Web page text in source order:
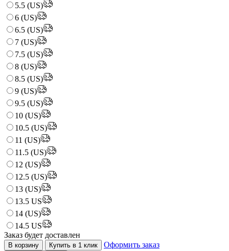
5.5 (US)
6 (US)
6.5 (US)
7 (US)
7.5 (US)
8 (US)
8.5 (US)
9 (US)
9.5 (US)
10 (US)
10.5 (US)
11 (US)
11.5 (US)
12 (US)
12.5 (US)
13 (US)
13.5 US
14 (US)
14.5 US
Заказ будет доставлен
В корзину Купить в 1 клик Оформить заказ